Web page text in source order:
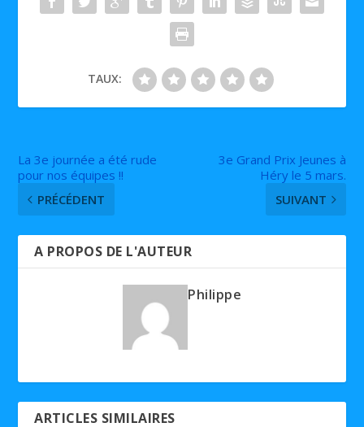
TAUX:
La 3e journée a été rude
pour nos équipes !!
PRÉCÉDENT
3e Grand Prix Jeunes à
Héry le 5 mars.
SUIVANT
A PROPOS DE L'AUTEUR
Philippe
ARTICLES SIMILAIRES